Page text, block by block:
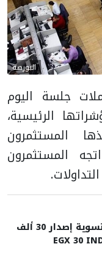
البورصة
جلسة اليوم
الرئيسية،
المستثمرون
المستثمرون
البورصة المصرية تعلن تسوية إصدار 30 ألف